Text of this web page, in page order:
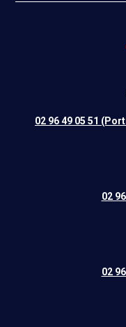
02 96 49 05 51
02
02